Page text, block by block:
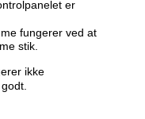
er
fungerer ved at
stik.
ikke